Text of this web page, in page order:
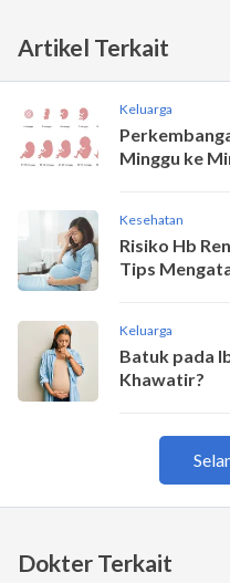
Dokter Terkait